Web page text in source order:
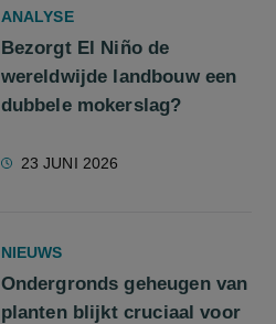
ANALYSE
Bezorgt El Niño de
wereldwijde landbouw een
dubbele mokerslag?
23 JUNI 2026
NIEUWS
Ondergronds geheugen van
planten blijkt cruciaal voor